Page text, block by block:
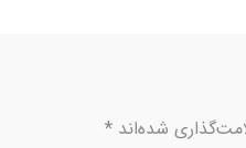
شده‌اند *